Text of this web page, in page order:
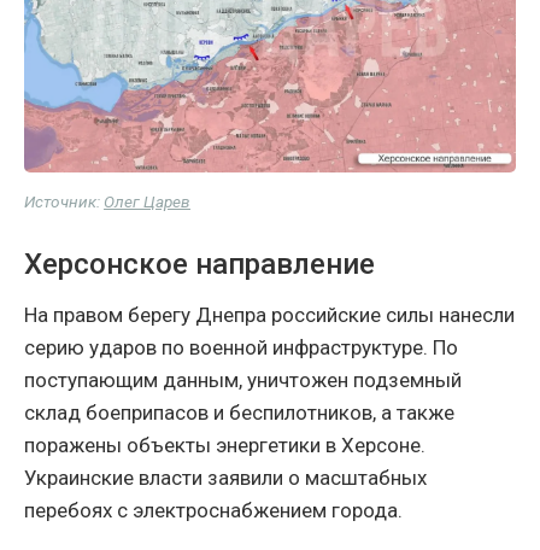
Источник: Олег Царев
Херсонское направление
На правом берегу Днепра российские силы нанесли
серию ударов по военной инфраструктуре. По
поступающим данным, уничтожен подземный
склад боеприпасов и беспилотников, а также
поражены объекты энергетики в Херсоне.
Украинские власти заявили о масштабных
перебоях с электроснабжением города.